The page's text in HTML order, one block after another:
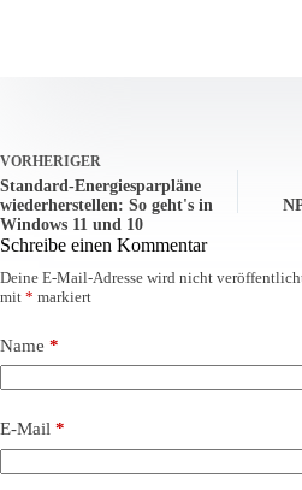
VORHERIGER
Standard-Energiesparpläne
wiederherstellen: So geht's in
Windows 11 und 10
Schreibe einen Kommentar
Deine E-Mail-Adresse wird nicht
mit * markiert
Name *
E-Mail *